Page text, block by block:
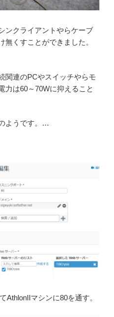
ンクライアントやらケーブ
無くすことができました。
関連のPCやスイッチやらモ
力は60～70Wに抑えること
ようです。…
マシンに80を通す。